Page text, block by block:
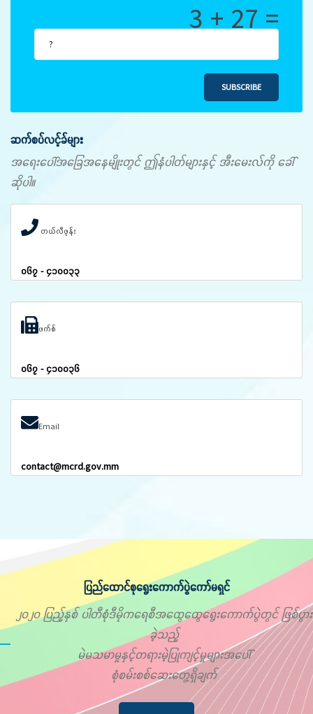
3 + 27 =
SUBSCRIBE
ဆက်စပ်လင့်ခ်များ
အရေးပေါ်အခြေအနေမျိုးတွင် ဤနံပါတ်များနှင့် အီးမေးလ်ကို ခေါ်
ဆိုပါ။
တယ်လီဖုန်း
၀၆၇ - ၄၁၀၀၃၃
ဖက်စ်
၀၆၇ - ၄၁၀၀၃၆
Email
contact@mcrd.gov.mm
ပြည်ထောင်စုရွေးကောက်ပွဲကော်မရှင်
၂၀၂၀ ပြည့်နှစ် ပါတီစုံဒီမိုကရေစီအထွေထွေရွေးကောက်ပွဲတွင် ဖြစ်ပွား
ခဲ့သည့်
မဲမသမာမှုနှင့်တရားမဲ့ပြုကျင့်မှုများအပေါ်
စုံစမ်းစစ်ဆေးတွေ့ရှိချက်